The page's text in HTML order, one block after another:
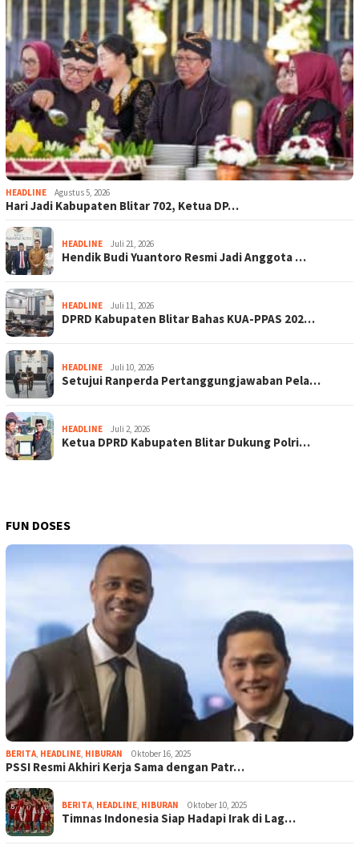
HEADLINE Agustus 5, 2026
Hari Jadi Kabupaten Blitar 702, Ketua DP…
HEADLINE Juli 21, 2026
Hendik Budi Yuantoro Resmi Jadi Anggota …
HEADLINE Juli 11, 2026
DPRD Kabupaten Blitar Bahas KUA-PPAS 202…
HEADLINE Juli 10, 2026
Setujui Ranperda Pertanggungjawaban Pela…
HEADLINE Juli 2, 2026
Ketua DPRD Kabupaten Blitar Dukung Polri…
FUN DOSES
BERITA HEADLINE HIBURAN Oktober 16, 2025
PSSI Resmi Akhiri Kerja Sama dengan Patr…
BERITA HEADLINE HIBURAN Oktober 10, 2025
Timnas Indonesia Siap Hadapi Irak di Lag…